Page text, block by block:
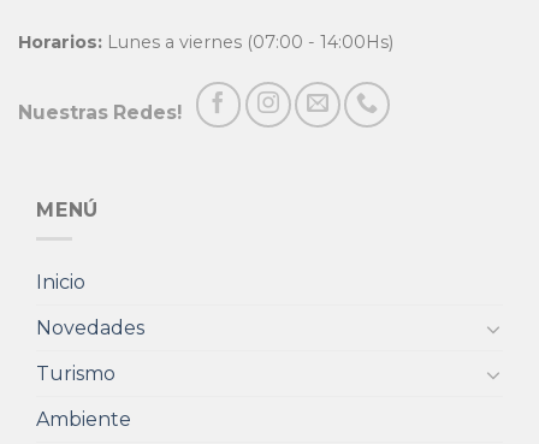
Horarios: Lunes a viernes (07:00 - 14:00Hs)
Nuestras Redes!
MENÚ
Inicio
Novedades
Turismo
Ambiente